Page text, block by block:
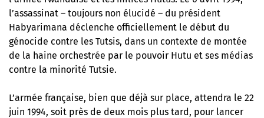
l’assassinat – toujours non élucidé – du président
Habyarimana déclenche officiellement le début du
génocide contre les Tutsis, dans un contexte de montée
de la haine orchestrée par le pouvoir Hutu et ses médias
contre la minorité Tutsie.
L’armée française, bien que déjà sur place, attendra le 22
juin 1994, soit près de deux mois plus tard, pour lancer